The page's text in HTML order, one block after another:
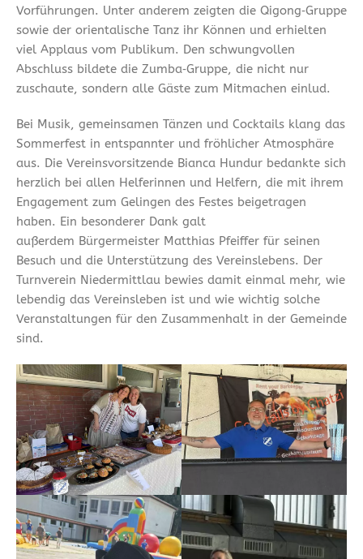
Vorführungen. Unter anderem zeigten die Qigong‑Gruppe
sowie der orientalische Tanz ihr Können und erhielten
viel Applaus vom Publikum. Den schwungvollen
Abschluss bildete die Zumba‑Gruppe, die nicht nur
zuschaute, sondern alle Gäste zum Mitmachen einlud.
Bei Musik, gemeinsamen Tänzen und Cocktails klang das
Sommerfest in entspannter und fröhlicher Atmosphäre
aus. Die Vereinsvorsitzende Bianca Hundur bedankte sich
herzlich bei allen Helferinnen und Helfern, die mit ihrem
Engagement zum Gelingen des Festes beigetragen
haben. Ein besonderer Dank galt
außerdem Bürgermeister Matthias Pfeiffer für seinen
Besuch und die Unterstützung des Vereinslebens. Der
Turnverein Niedermittlau bewies damit einmal mehr, wie
lebendig das Vereinsleben ist und wie wichtig solche
Veranstaltungen für den Zusammenhalt in der Gemeinde
sind.